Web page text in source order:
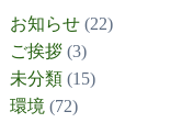
お知らせ(22)
ご挨拶(3)
未分類(15)
環境 (72)